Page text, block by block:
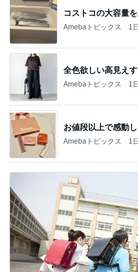
コストコの大容量
Amebaトピックス 1
全色欲しい高見え
Amebaトピックス 1
お値段以上で感動
Amebaトピックス 1